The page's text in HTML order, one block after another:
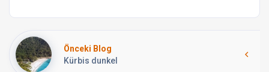
Önceki Blog
Kürbis dunkel